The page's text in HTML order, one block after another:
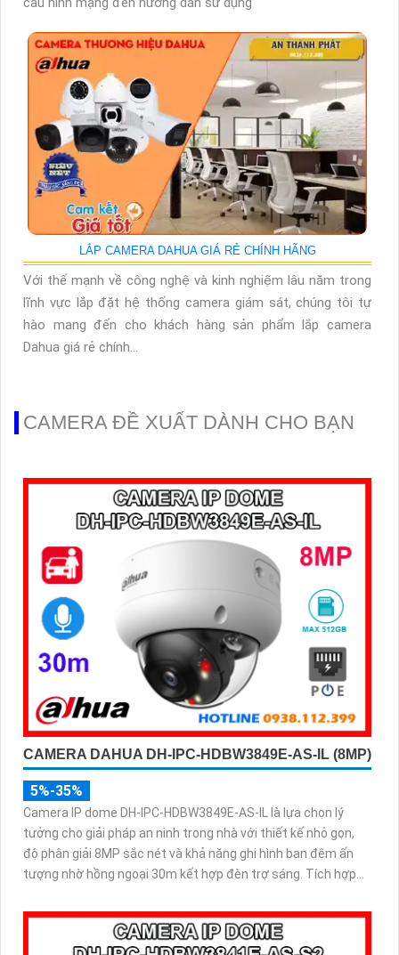
LẮP CAMERA DAHUA GIÁ RẺ CHÍNH HÃNG
Với thế mạnh về công nghệ và kinh nghiệm lâu năm trong
lĩnh vực lắp đặt hệ thống camera giám sát, chúng tôi tự
hào mang đến cho khách hàng sản phẩm lắp camera
Dahua giá rẻ chính...
CAMERA ĐỀ XUẤT DÀNH CHO BẠN
CAMERA DAHUA DH-IPC-HDBW3849E-AS-IL (8MP)
5%-35%
Camera IP dome DH-IPC-HDBW3849E-AS-IL là lựa chọn lý
tưởng cho giải pháp an ninh trong nhà với thiết kế nhỏ gọn,
độ phân giải 8MP sắc nét và khả năng ghi hình ban đêm ấn
tượng nhờ hồng ngoại 30m kết hợp đèn trợ sáng. Tích hợp
thông minh giúp phân biệt chính xác người và phương tiện hỗ
trợ POE, giảm thiểu báo động giả hiệu quả